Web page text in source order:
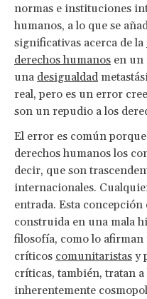
normas e instituciones
humanos, a lo que se
significativas acerca de la
derechos humanos en un
una desigualdad
real, pero es un error
son un repudio a los
El error es común
derechos humanos los
decir, que son
internacionales.
entrada. Esta concepción
construida en una mala
filosofía, como lo afirman
críticos comunitaristas y
críticas, también, tratan
inherentemente